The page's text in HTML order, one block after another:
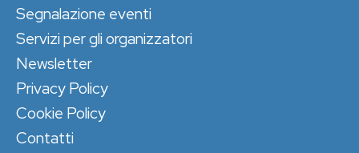
Segnalazione eventi
Servizi per gli organizzatori
Newsletter
Privacy Policy
Cookie Policy
Contatti